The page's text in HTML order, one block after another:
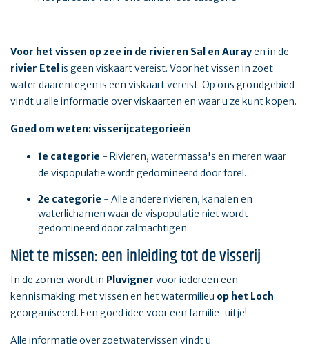
Voor het vissen op zee in de rivieren Sal en Aurayen in de
rivier Etel is geen viskaart vereist. Voor het vissen in zoet
water daarentegen is een viskaart vereist. Op ons grondgebied
vindt u alle informatie over viskaarten en waar u ze kunt kopen.
Goed om weten: visserijcategorieën
1e categorie - Rivieren, watermassa's en meren waar
de vispopulatie wordt gedomineerd door forel.
2e categorie - Alle andere rivieren, kanalen en
waterlichamen waar de vispopulatie niet wordt
gedomineerd door zalmachtigen.
Niet te missen: een inleiding tot de visserij
In de zomer wordt in Pluvigner voor iedereen een
kennismaking met vissen en het watermilieu op het Loch
georganiseerd. Een goed idee voor een familie-uitje!
Alle informatie over zoetwatervissen vindt u